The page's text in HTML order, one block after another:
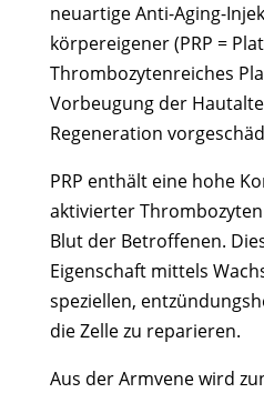
neuartige Anti-Aging-
körpereigener (PRP =
Thrombozytenreiches
Vorbeugung der
Regeneration
PRP enthält eine hohe
aktivierter
Blut der Betroffenen.
Eigenschaft mittels
speziellen,
die Zelle zu reparieren.
Aus der Armvene wird